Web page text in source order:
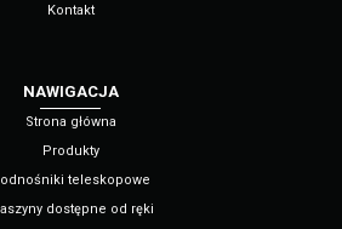
Kontakt
NAWIGACJA
Strona główna
Produkty
teleskopowe
dostępne od ręki